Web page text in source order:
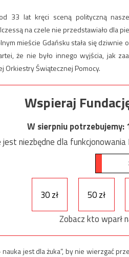
33 lat kręci sceną polityczną
na czele nie przedstawiało dla
mieście Gdańsku stała się
że nie było innego wyjścia, jak
Orkiestry Świątecznej Pomocy.
Wspieraj
W sierpniu potrzebujemy:
niezbędne dla funkcjonowania
30 zł 50 zł
Zobacz kto wparł
jest dla żuka”, by nie wierzgać